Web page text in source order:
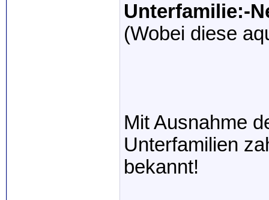
Unterfamilie:-
(Wobei diese
Mit Ausnahme
Unterfamilien
bekannt!